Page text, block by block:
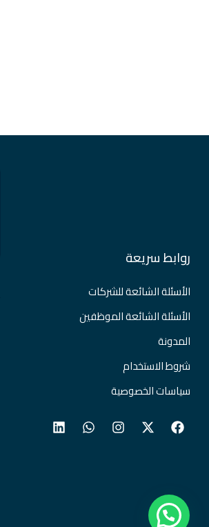
روابط سريعة
الأسئلة الشائعة للشركات
الأسئلة الشائعة الموظفين
المدونة
شروط الاستخدام
سياسات الخصوصية